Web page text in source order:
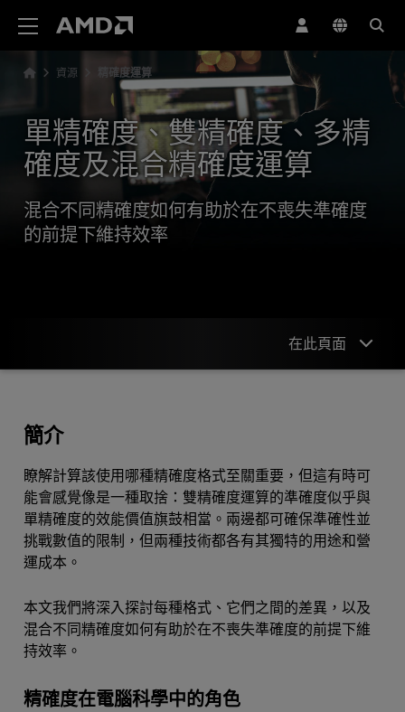
資源 精確度運算
單精確度、雙精確度、多精
確度及混合精確度運算
混合不同精確度如何有助於在不喪失準確度
的前提下維持效率
在此頁面
多精確度與混合精確度的比較
取得聯絡
簡介
瞭解計算該使用哪種精確度格式至關重要，但這有時可
能會感覺像是一種取捨：雙精確度運算的準確度似乎與
單精確度的效能價值旗鼓相當。兩邊都可確保準確性並
挑戰數值的限制，但兩種技術都各有其獨特的用途和營
運成本。
本文我們將深入探討每種格式、它們之間的差異，以及
混合不同精確度如何有助於在不喪失準確度的前提下維
持效率。
精確度在電腦科學中的角色